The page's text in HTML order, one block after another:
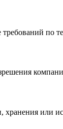
требований по
или